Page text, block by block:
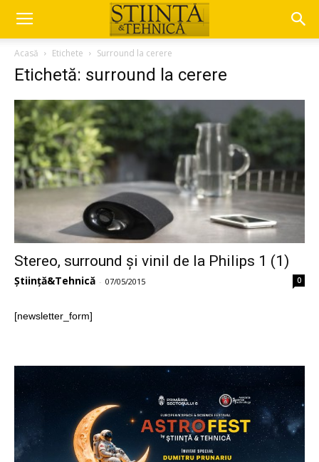
Acasă Etichete Surround la cerere
Etichetă: surround la cerere
Stereo, surround și vinil de la Philips 1 (1)
Știință&Tehnică - 07/05/2015 0
[newsletter_form]